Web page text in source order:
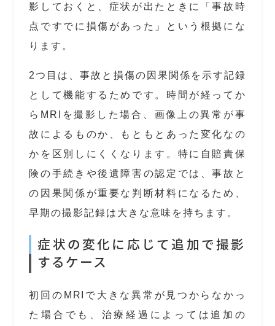
影しておくと、症状が出たときに「事故時
点ですでに損傷があった」という根拠にな
ります。
2つ目は、事故と損傷の因果関係を示す記録
として機能するためです。時間が経ってか
らMRIを撮影した場合、画像上の異常が事
故によるものか、もともとあった変化なの
かを区別しにくくなります。特に自賠責保
険の手続きや後遺障害の認定では、事故と
の因果関係が重要な判断材料になるため、
早期の撮影記録は大きな意味を持ちます。
症状の変化に応じて追加で撮影
するケース
初回のMRIで大きな異常が見つからなかっ
た場合でも、治療経過によっては追加の